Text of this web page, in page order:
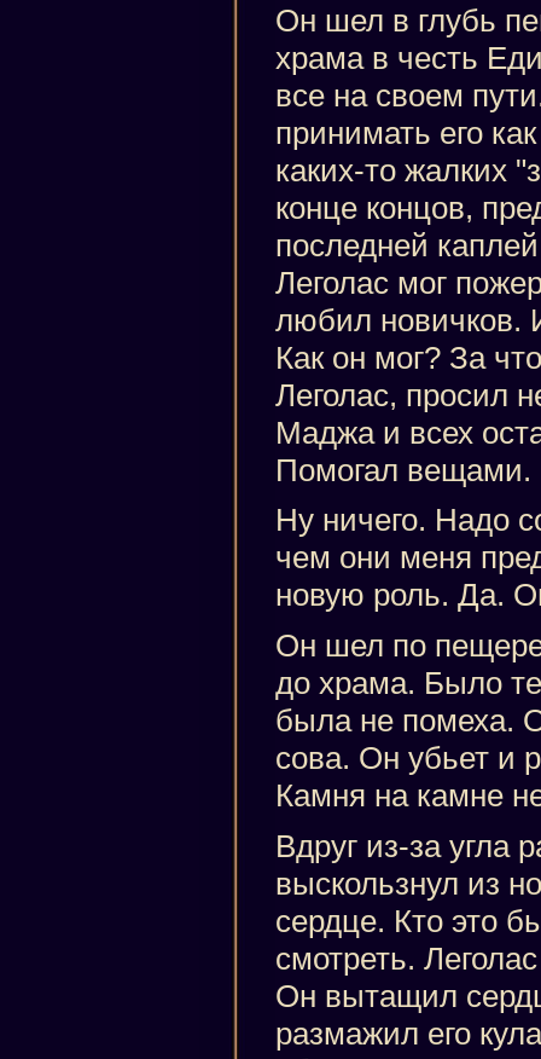
Он шел в глубь
храма в честь
все на своем
принимать его
каких-то жалких
конце концов,
последней
Леголас мог
любил новичков.
Как он мог? За
Леголас, просил
Маджа и всех
Помогал вещами.
Ну ничего. Надо
чем они меня
новую роль. Да.
Он шел по
до храма. Было
была не помеха.
сова. Он убьет и
Камня на камне
Вдруг из-за угла
выскользнул из
сердце. Кто это
смотреть.
Он вытащил
размажил его